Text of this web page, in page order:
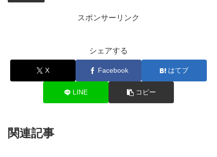
スポンサーリンク
シェアする
X Facebook はてブ
LINE コピー
関連記事